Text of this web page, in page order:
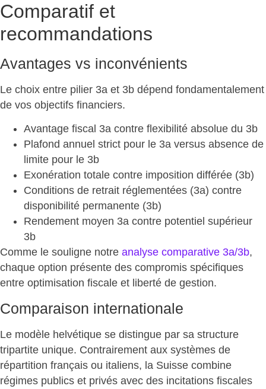
Comparatif et
recommandations
Avantages vs inconvénients
Le choix entre pilier 3a et 3b dépend fondamentalement
de vos objectifs financiers.
Avantage fiscal 3a contre flexibilité absolue du 3b
Plafond annuel strict pour le 3a versus absence de
limite pour le 3b
Exonération totale contre imposition différée (3b)
Conditions de retrait réglementées (3a) contre
disponibilité permanente (3b)
Rendement moyen 3a contre potentiel supérieur
3b
Comme le souligne notre analyse comparative 3a/3b,
chaque option présente des compromis spécifiques
entre optimisation fiscale et liberté de gestion.
Comparaison internationale
Le modèle helvétique se distingue par sa structure
tripartite unique. Contrairement aux systèmes de
répartition français ou italiens, la Suisse combine
régimes publics et privés avec des incitations fiscales